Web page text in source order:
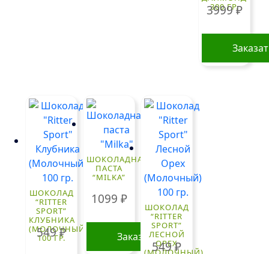
300 ГР.
3999₽
ШОКОЛАД
“RITTER
SPORT”
КЛУБНИКА
(МОЛОЧНЫЙ)
100 ГР.
549₽
ШОКОЛАДНАЯ
ПАСТА
“MILKA”
1099 ₽
Заказать
ШОКОЛАД
“RITTER
SPORT”
ЛЕСНОЙ
ОРЕХ
549₽